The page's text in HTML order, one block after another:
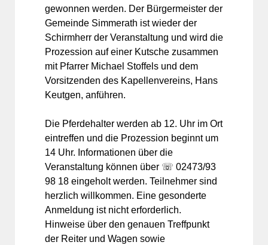
gewonnen werden. Der Bürgermeister der
Gemeinde Simmerath ist wieder der
Schirmherr der Veranstaltung und wird die
Prozession auf einer Kutsche zusammen
mit Pfarrer Michael Stoffels und dem
Vorsitzenden des Kapellenvereins, Hans
Keutgen, anführen.
Die Pferdehalter werden ab 12. Uhr im Ort
eintreffen und die Prozession beginnt um
14 Uhr. Informationen über die
Veranstaltung können über ☏ 02473/93
98 18 eingeholt werden. Teilnehmer sind
herzlich willkommen. Eine gesonderte
Anmeldung ist nicht erforderlich.
Hinweise über den genauen Treffpunkt
der Reiter und Wagen sowie